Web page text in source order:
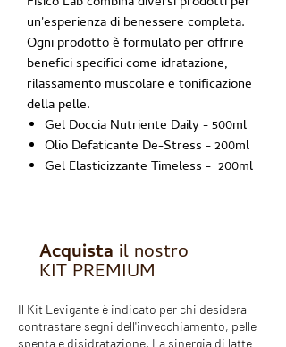
un'esperienza di benessere completa.
Ogni prodotto è formulato per offrire
benefici specifici come idratazione,
rilassamento muscolare e tonificazione
della pelle.
Gel Doccia Nutriente Daily- 500ml
Olio Defaticante De-Stress - 200ml
Gel Elasticizzante Timeless - 200ml
Acquista il nostro
KIT PREMIUM
Il Kit Levigante è indicato per chi desidera
contrastare segni dell'invecchiamento, pelle
spenta e disidratazione. La sinergia di latte